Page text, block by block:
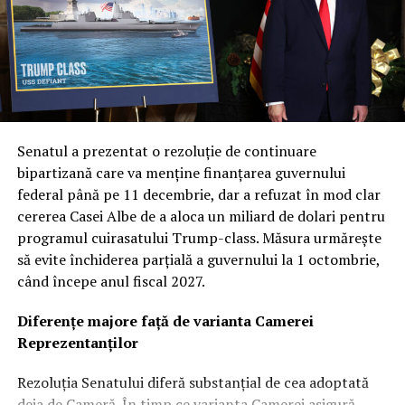
subliniază importanța de a nu depinde de o singură
soluție tehnică.
Col. Ryan Frazier a explicat că nucleul acestei noi etape
este diversificarea capacităților. Prin explorarea unor
inovații și tehnologii unice, Forța Spațială urmărește să
armata va dispune de cea mai avansată tehnologie
disponibilă pe piață. Această abordare multi-vectorială
este văzută ca o plasă de siguranță strategică în fața
evoluțiilor imprevizibile din teatrele de operațiuni.
Revoluția „Flatellites”: Rocket Lab propune o
arhitectură inovatoare pentru Neutron
Dintre contractorii anunțați, Rocket Lab se detașează cu
o cotă de 397 de milioane de dolari. Compania cu sediul
„Flatellites” – un design revoluționar de sateliți plați,
Senatul a prezentat o rezoluție de continuare
bipartizană care va menține finanțarea guvernului
federal până pe 11 decembrie, dar a refuzat în mod clar
cererea Casei Albe de a aloca un miliard de dolari pentru
programul cuirasatului Trump-class. Măsura urmărește
să evite închiderea parțială a guvernului la 1 octombrie,
când începe anul fiscal 2027.
Diferențe majore față de varianta Camerei
Reprezentanților
Rezoluția Senatului diferă substanțial de cea adoptată